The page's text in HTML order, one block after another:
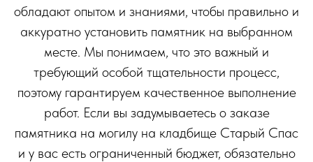
обладают опытом и знаниями, чтобы правильно и
аккуратно установить памятник на выбранном
месте. Мы понимаем, что это важный и
требующий особой тщательности процесс,
поэтому гарантируем качественное выполнение
работ. Если вы задумываетесь о заказе
памятника на могилу на кладбище Старый Спас
и у вас есть ограниченный бюджет, обязательно